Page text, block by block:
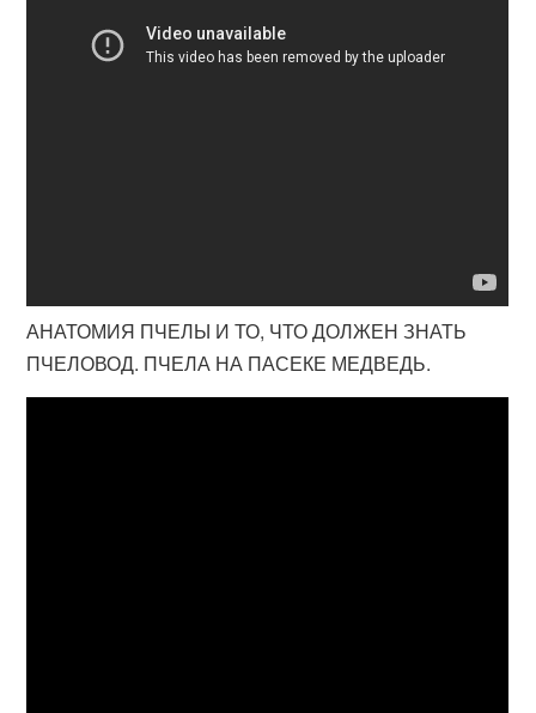
АНАТОМИЯ ПЧЕЛЫ И ТО, ЧТО ДОЛЖЕН ЗНАТЬ
ПЧЕЛОВОД. ПЧЕЛА НА ПАСЕКЕ МЕДВЕДЬ.